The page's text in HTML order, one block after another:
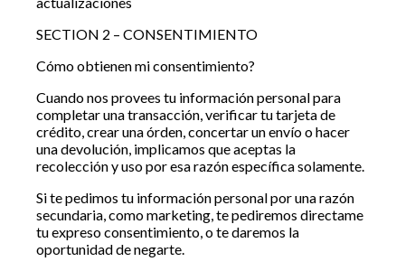
SECTION 2 – CONSENTIMIENTO
Cómo obtienen mi consentimiento?
Cuando nos provees tu información personal para
completar una transacción, verificar tu tarjeta de
crédito, crear una órden, concertar un envío o hacer
una devolución, implicamos que aceptas la
recolección y uso por esa razón específica solamente.
Si te pedimos tu información personal por una razón
secundaria, como marketing, te pediremos directame
tu expreso consentimiento, o te daremos la
oportunidad de negarte.